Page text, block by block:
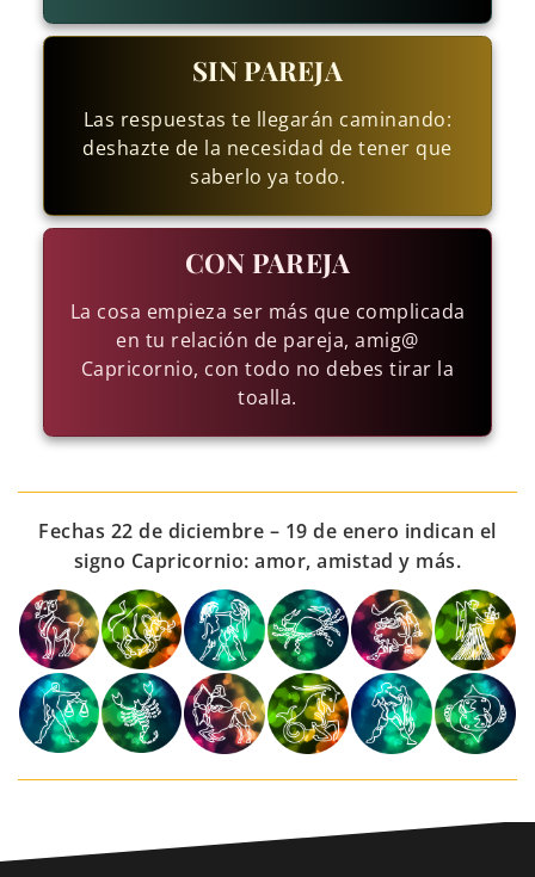
SIN PAREJA
Las respuestas te llegarán caminando:
deshazte de la necesidad de tener que
saberlo ya todo.
CON PAREJA
La cosa empieza ser más que complicada
en tu relación de pareja, amig@
Capricornio, con todo no debes tirar la
toalla.
Fechas 22 de diciembre – 19 de enero indican el
signo Capricornio: amor, amistad y más.